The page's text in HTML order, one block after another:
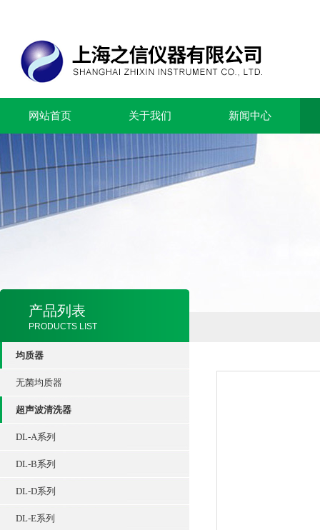
网站首页 关于我们 新闻中心
产品列表
PRODUCTS LIST
均质器
无菌均质器
超声波清洗器
DL-A系列
DL-B系列
DL-D系列
DL-E系列